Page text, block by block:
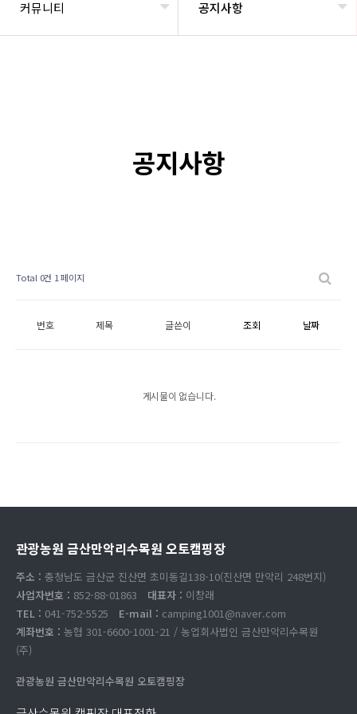
커뮤니티 공지사항
공지사항
Total 0건 1 페이지
번호 제목 글쓴이 조회 날짜
게시물이 없습니다.
관광농원 금산만악리수목원 오토캠핑장
주소 : 충청남도 금산군 진산면 초미동길138-10(진산면 만악리 248번지)
사업자번호 : 852-88-01863 대표자 : 이창래
TEL : 041-752-5525 E-mail : camping1001@naver.com
계좌번호 : 농협 301-6600-1001-21 / 농업회사법인 금산만악리수목원
(주)
관광농원 금산만악리수목원 오토캠핑장